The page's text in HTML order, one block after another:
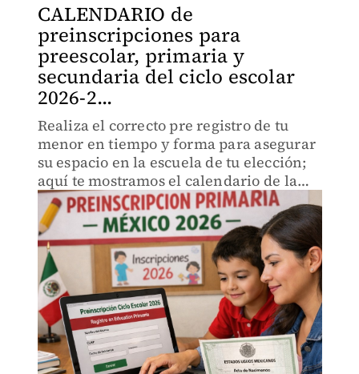
CALENDARIO de
preinscripciones para
preescolar, primaria y
secundaria del ciclo escolar
2026-2...
Realiza el correcto pre registro de tu
menor en tiempo y forma para asegurar
su espacio en la escuela de tu elección;
aquí te mostramos el calendario de la
SEP.